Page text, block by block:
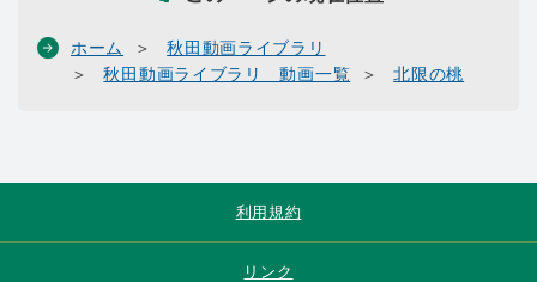
ホーム
秋田動画ライブラリ
秋田動画ライブラリ 動画一覧
北限の桃
利用規約
リンク